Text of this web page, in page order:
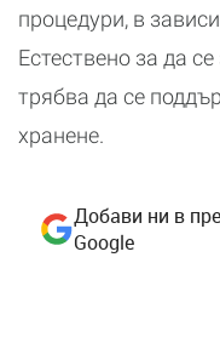
процедури, в
Естествено за да
трябва да се
хранене.
Добави ни в
Google